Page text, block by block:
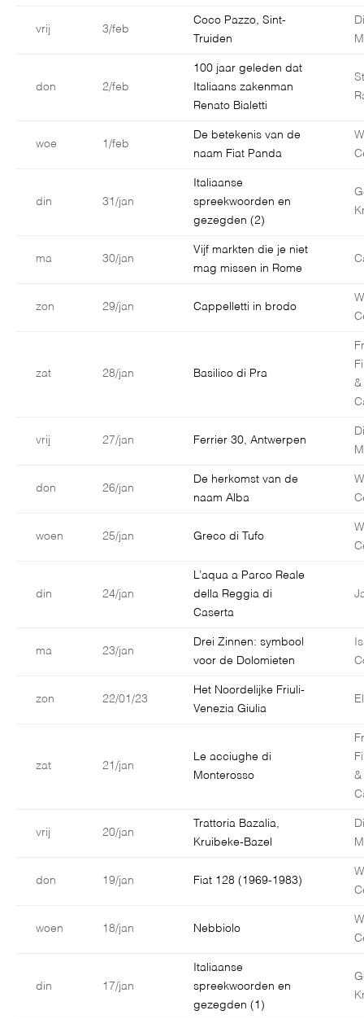
vrij 3/feb
Coco Pazzo, Sint-
Truiden
don 2/feb
100 jaar geleden dat
Italiaans zakenman
Renato Bialetti
woe 1/feb
De betekenis van de
naam Fiat Panda
din 31/jan
Italiaanse
spreekwoorden en
gezegden (2)
ma 30/jan
Vijf markten die je niet
mag missen in Rome
zon 29/jan Cappelletti in brodo
zat 28/jan Basilico di Pra
&
vrij 27/jan Ferrier 30, Antwerpen
don 26/jan
De herkomst van de
naam Alba
woen 25/jan Greco di Tufo
din 24/jan
L’aqua a Parco Reale
della Reggia di
Caserta
ma 23/jan
Drei Zinnen: symbool
voor de Dolomieten
zon 22/01/23
Het Noordelijke Friuli-
Venezia Giulia
zat 21/jan
Le acciughe di
Monterosso
&
vrij 20/jan
Trattoria Bazalia,
Kruibeke-Bazel
don 19/jan Fiat 128 (1969-1983)
woen 18/jan Nebbiolo
din 17/jan
Italiaanse
spreekwoorden en
gezegden (1)